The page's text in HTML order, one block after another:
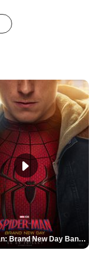
Spider-Man: Brand New Day Bande-annonce VO STFR